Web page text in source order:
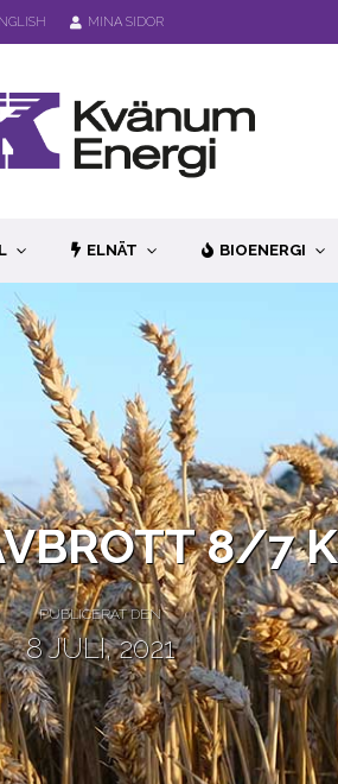
MINA SIDOR
ELNÄT BIOENERGI
8/7
PUBLICERAT DEN
8 JULI, 2021